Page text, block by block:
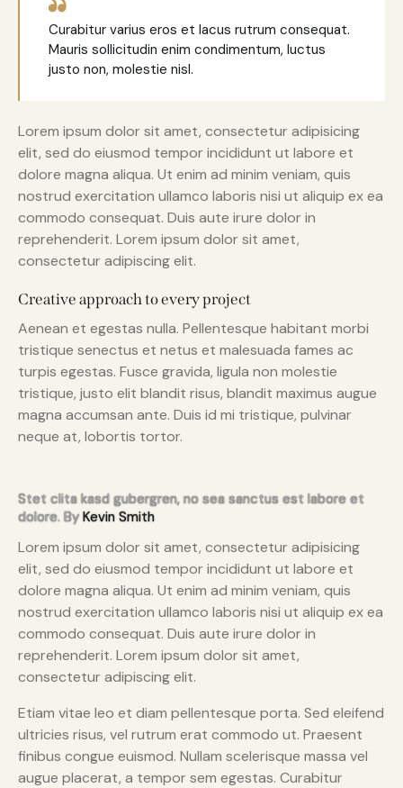
Curabitur varius eros et lacus rutrum consequat.
Mauris sollicitudin enim condimentum, luctus
justo non, molestie nisl.
Lorem ipsum dolor sit amet, consectetur adipisicing
elit, sed do eiusmod tempor incididunt ut labore et
dolore magna aliqua. Ut enim ad minim veniam, quis
nostrud exercitation ullamco laboris nisi ut aliquip ex ea
commodo consequat. Duis aute irure dolor in
reprehenderit. Lorem ipsum dolor sit amet,
consectetur adipiscing elit.
Creative approach to every project
Aenean et egestas nulla. Pellentesque habitant morbi
tristique senectus et netus et malesuada fames ac
turpis egestas. Fusce gravida, ligula non molestie
tristique, justo elit blandit risus, blandit maximus augue
magna accumsan ante. Duis id mi tristique, pulvinar
neque at, lobortis tortor.
Stet clita kasd gubergren, no sea sanctus est labore et
dolore. ByKevin Smith
Lorem ipsum dolor sit amet, consectetur adipisicing
elit, sed do eiusmod tempor incididunt ut labore et
dolore magna aliqua. Ut enim ad minim veniam, quis
nostrud exercitation ullamco laboris nisi ut aliquip ex ea
commodo consequat. Duis aute irure dolor in
reprehenderit. Lorem ipsum dolor sit amet,
consectetur adipiscing elit.
Etiam vitae leo et diam pellentesque porta. Sed eleifend
ultricies risus, vel rutrum erat commodo ut. Praesent
finibus congue euismod. Nullam scelerisque massa vel
augue placerat, a tempor sem egestas. Curabitur